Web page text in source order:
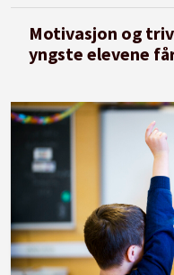
Motivasjon og
yngste elevene